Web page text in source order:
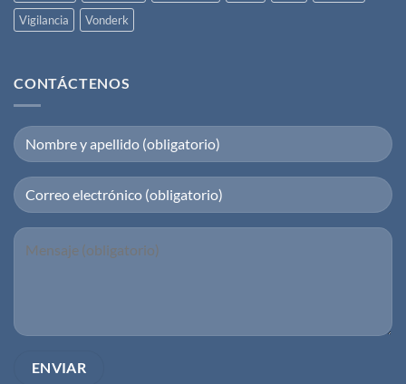
Vigilancia
Vonderk
CONTÁCTENOS